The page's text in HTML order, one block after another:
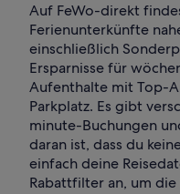
Auf FeWo-direkt
Ferienunterkünfte
einschließlich
Ersparnisse für
Aufenthalte mit Top-
Parkplatz. Es gibt
minute-Buchungen
daran ist, dass du
einfach deine
Rabattfilter an, um die